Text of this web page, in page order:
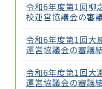
令和6年度第1回柳
校運営協議会の審
令和6年度第1回大
運営協議会の審議
令和6年度第1回大
運営協議会の審議